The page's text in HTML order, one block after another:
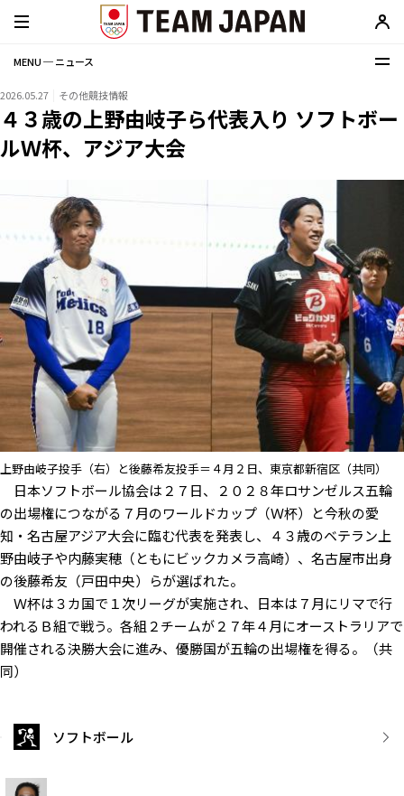
MENU ─ ニュース
2026.05.27 その他競技情報
４３歳の上野由岐子ら代表入り ソフトボー
ルＷ杯、アジア大会
上野由岐子投手（右）と後藤希友投手＝４月２日、東京都新宿区（共同）
日本ソフトボール協会は２７日、２０２８年ロサンゼルス五輪
の出場権につながる７月のワールドカップ（Ｗ杯）と今秋の愛
知・名古屋アジア大会に臨む代表を発表し、４３歳のベテラン上
野由岐子や内藤実穂（ともにビックカメラ高崎）、名古屋市出身
の後藤希友（戸田中央）らが選ばれた。
Ｗ杯は３カ国で１次リーグが実施され、日本は７月にリマで行
われるＢ組で戦う。各組２チームが２７年４月にオーストラリアで
開催される決勝大会に進み、優勝国が五輪の出場権を得る。（共
同）
ソフトボール